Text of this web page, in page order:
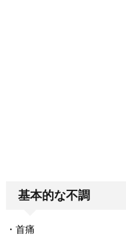
基本的な不調
・首痛